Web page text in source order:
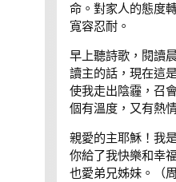
命。對家人的態度
寬容忍耐。
早上聽詩歌，閱讀
讀主的話，現在這
使我走出陰霾，召
個有溫度，又有熱
親愛的主耶穌！我
你給了我快樂和幸
也愛弟兄姊妹。（周